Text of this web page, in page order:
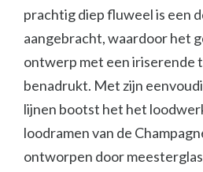
prachtig diep fluweel is een
aangebracht, waardoor het
ontwerp met een iriserende
benadrukt. Met zijn
lijnen bootst het het
loodramen van de
ontworpen door